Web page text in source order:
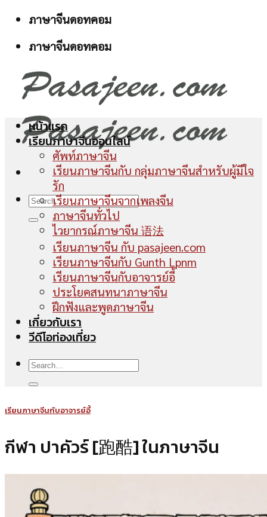
Skip
content
ภาษาจีนดอทคอม
ภาษาจีนดอทคอม
หน้าแรก
เรียนภาษาจีนออนไลน์
ศัพท์ภาษาจีน
เรียนภาษาจีนกับ กลุ่มภาษาจีนสำหรับผู้มีใจ
รัก
เรียนภาษาจีนจากเพลงจีน
ภาษาจีนทั่วไป
ไวยากรณ์ภาษาจีน 语法
เรียนภาษาจีน กับ pasajeen.com
เรียนภาษาจีนกับ Gunth Lpnm
เรียนภาษาจีนกับอาจารย์อี้
ประโยคสนทนาภาษาจีน
ฝึกฟังและพูดภาษาจีน
เกี่ยวกับเรา
วีดีโอท่องเที่ยว
เรียนภาษาจีนกับอาจารย์อี้
กีฬา ปาคัวร์ [跑酷] ในภาษาจีน